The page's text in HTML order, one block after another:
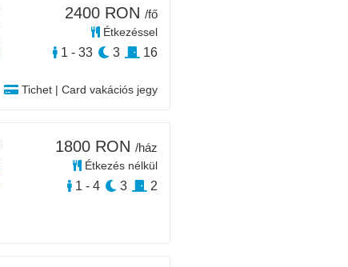
Tichet | Card vakációs jegy
2400 RON /fő
Étkezéssel
1 - 33 3 16
1800 RON /ház
Étkezés nélkül
1 - 4 3 2